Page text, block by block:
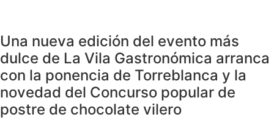
Una nueva edición del evento más
dulce de La Vila Gastronómica arranca
con la ponencia de Torreblanca y la
novedad del Concurso popular de
postre de chocolate vilero